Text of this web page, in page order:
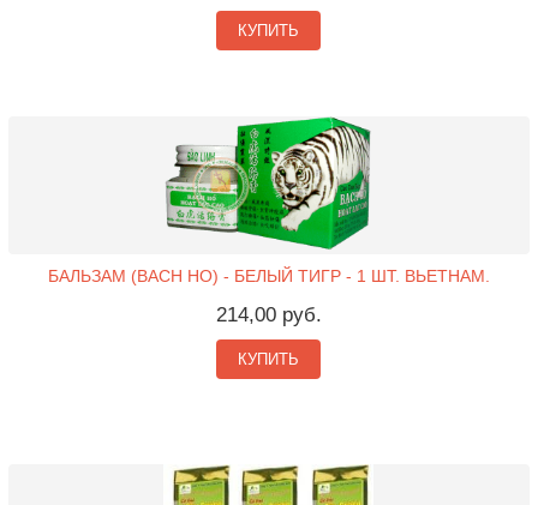
КУПИТЬ
БАЛЬЗАМ (BACH HO) - БЕЛЫЙ ТИГР - 1 ШТ. ВЬЕТНАМ.
214,00 руб.
КУПИТЬ